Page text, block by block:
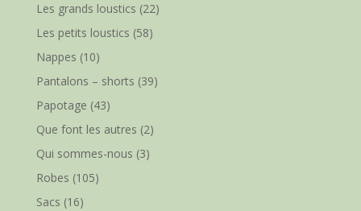
Les grands loustics (22)
Les petits loustics (58)
Nappes (10)
Pantalons – shorts (39)
Papotage (43)
Que font les autres (2)
Qui sommes-nous (3)
Robes (105)
Sacs (16)